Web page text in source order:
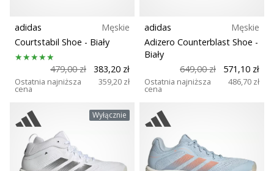
adidas
Męskie
Courtstabil Shoe - Biały
479,00 zł 383,20 zł
Ostatnia najniższa
cena
359,20 zł
adidas
Męskie
Adizero Counterblast Shoe -
Biały
649,00 zł
571,10 zł
Ostatnia najniższa
cena
486,70 zł
Wyłącznie